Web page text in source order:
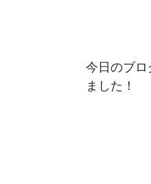
今日のブロ
ました！